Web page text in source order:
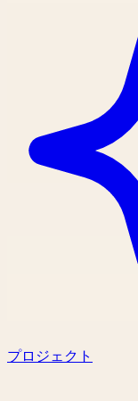
プロジェクト